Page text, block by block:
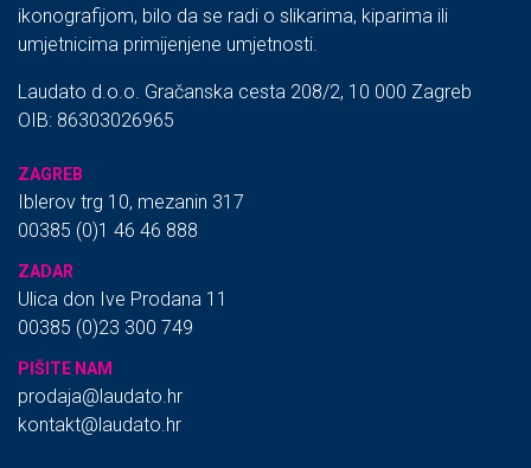
ikonografijom, bilo da se radi o slikarima, kiparima ili
umjetnicima primijenjene umjetnosti.
Laudato d.o.o. Gračanska cesta 208/2, 10 000 Zagreb
OIB: 86303026965
ZAGREB
Iblerov trg 10, mezanin 317
00385 (0)1 46 46 888
ZADAR
Ulica don Ive Prodana 11
00385 (0)23 300 749
PIŠITE NAM
prodaja@laudato.hr
kontakt@laudato.hr